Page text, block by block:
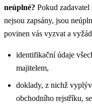
neúplné? Pokud zadavatel
nejsou zapsány, jsou
povinen vás vyzvat a
identifikační údaje
majitelem,
doklady, z nichž
obchodního rejstříku,